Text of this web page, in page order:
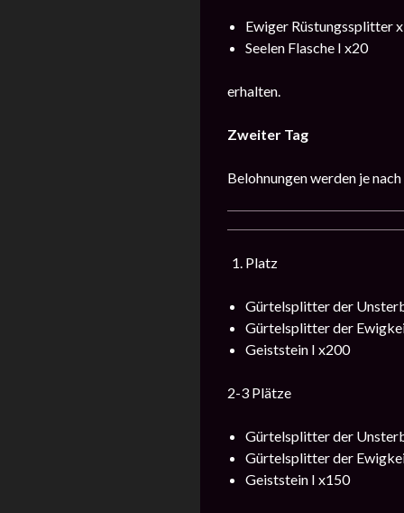
Ewiger Rüstungssplitter
Seelen Flasche I x20
erhalten.
Zweiter Tag
Belohnungen werden je
Platz
Gürtelsplitter der
Gürtelsplitter der
Geiststein I x200
2-3 Plätze
Gürtelsplitter der
Gürtelsplitter der
Geiststein I x150